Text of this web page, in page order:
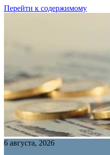
Перейти к содержимому
6 августа, 2026